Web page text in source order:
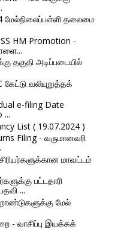
மேல்நிலைப்பள்ளி தலைமை
HM Promotion -
தகுதி அடிப்படையில்
வலியுறுத்தக்
e-filing Date
...
List ( 19.07.2024 )
Filing - வருமானவரி
மாவட்டம்
பட்டதாரி
...
மேல்
- வாசிப்பு இயக்கக்